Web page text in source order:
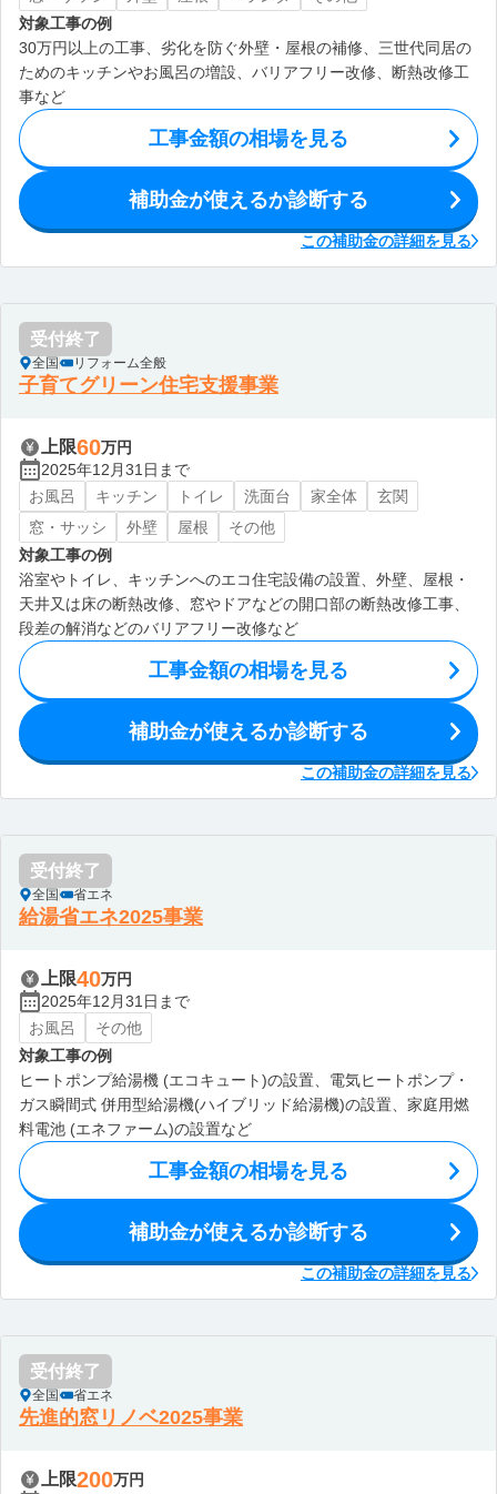
対象工事の例
30万円以上の工事、劣化を防ぐ外壁・屋根の補修、三世代同居の
ためのキッチンやお風呂の増設、バリアフリー改修、断熱改修工
事など
工事金額の相場を見る
補助金が使えるか診断する
この補助金の詳細を見る
受付終了
全国 リフォーム全般
子育てグリーン住宅支援事業
上限60万円
2025年12月31日まで
お風呂
キッチン トイレ 洗面台 家全体
玄関
窓・サッシ
外壁 屋根
その他
対象工事の例
浴室やトイレ、キッチンへのエコ住宅設備の設置、外壁、屋根・
天井又は床の断熱改修、窓やドアなどの開口部の断熱改修工事、
段差の解消などのバリアフリー改修など
工事金額の相場を見る
補助金が使えるか診断する
この補助金の詳細を見る
受付終了
全国 省エネ
給湯省エネ2025事業
上限40万円
2025年12月31日まで
お風呂
その他
対象工事の例
ヒートポンプ給湯機 (エコキュート)の設置、電気ヒートポンプ・
ガス瞬間式 併用型給湯機(ハイブリッド給湯機)の設置、家庭用燃
料電池 (エネファーム)の設置など
工事金額の相場を見る
補助金が使えるか診断する
この補助金の詳細を見る
受付終了
全国 省エネ
先進的窓リノベ2025事業
上限200万円